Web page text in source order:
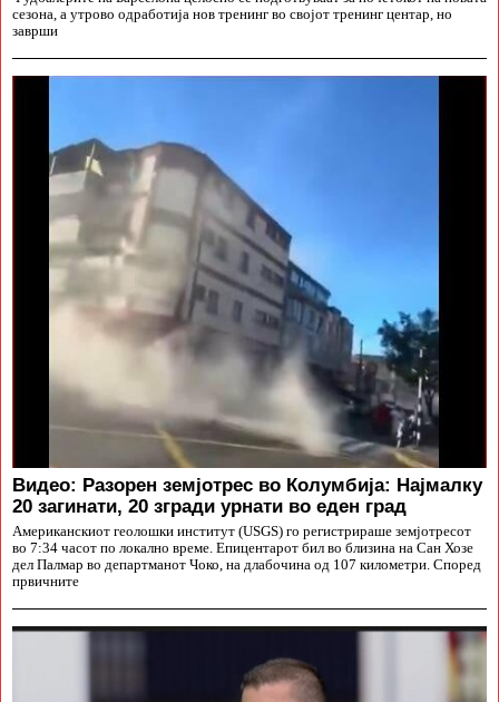
сезона, а утрово одработија нов тренинг во својот тренинг центар, но
заврши
Видео: Разорен земјотрес во Колумбија: Најмалку
20 загинати, 20 згради урнати во еден град
Американскиот геолошки институт (USGS) го регистрираше земјотресот
во 7:34 часот по локално време. Епицентарот бил во близина на Сан Хозе
дел Палмар во департманот Чоко, на длабочина од 107 километри. Според
првичните